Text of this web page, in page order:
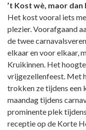
’t Kost wè, maor dan
Het kost vooral iets
plezier. Voorafgaand
de twee
elkaar en voor elkaar,
Kruikinnen. Het
vrijgezellenfeest. Met
trokken ze tijdens een
maandag tijdens
prominente plek
receptie op de Korte